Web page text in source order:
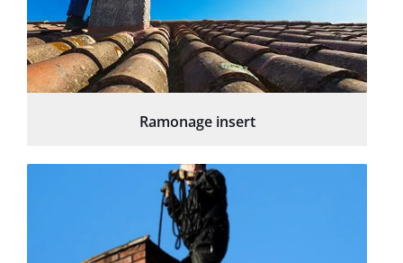
Ramonage insert